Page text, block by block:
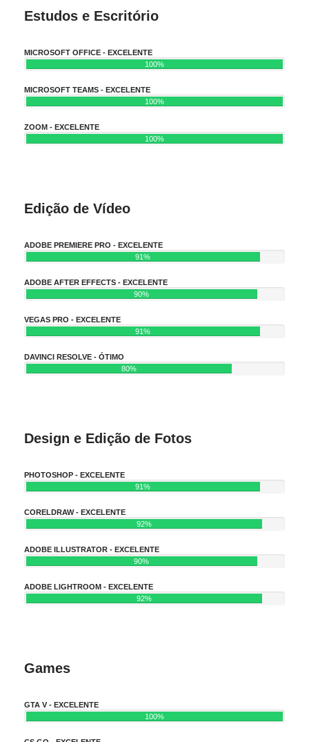
Estudos e Escritório
MICROSOFT OFFICE - EXCELENTE
100%
MICROSOFT TEAMS - EXCELENTE
100%
ZOOM - EXCELENTE
100%
Edição de Vídeo
ADOBE PREMIERE PRO - EXCELENTE
91%
ADOBE AFTER EFFECTS - EXCELENTE
90%
VEGAS PRO - EXCELENTE
91%
DAVINCI RESOLVE - ÓTIMO
80%
Design e Edição de Fotos
PHOTOSHOP - EXCELENTE
91%
CORELDRAW - EXCELENTE
92%
ADOBE ILLUSTRATOR - EXCELENTE
90%
ADOBE LIGHTROOM - EXCELENTE
92%
Games
GTA V - EXCELENTE
100%